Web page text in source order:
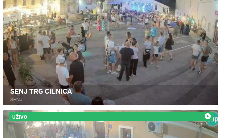
SENJ TRG CILNICA
SENJ
UŽIVO